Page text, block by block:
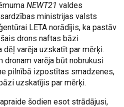
NEWT21 valdes
ministrijas valsts
LETA norādījis, ka pastāv
drons naftas bāzi
dēļ varēja uzskatīt par mērķi.
dronam varēja būt nobrukusi
pilnībā izpostītas smadzenes,
uzskatījis par mērķi.
šodien esot strādājusi,